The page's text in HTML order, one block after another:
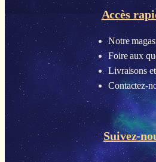
Accès
Notre
Foire aux
Livraisons
Contactez-
Suivez-